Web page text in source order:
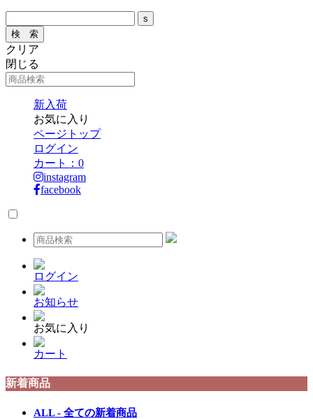
クリア
閉じる
新入荷
お気に入り
ページトップ
ログイン
カート： 0
instagram
facebook
ログイン
お知らせ
お気に入り
カート
新着商品
ALL - 全ての新着商品